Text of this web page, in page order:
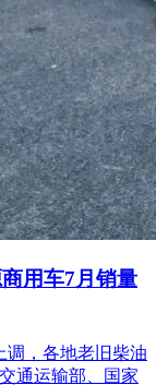
用车7月销量
调，各地老旧柴油
通运输部、国家